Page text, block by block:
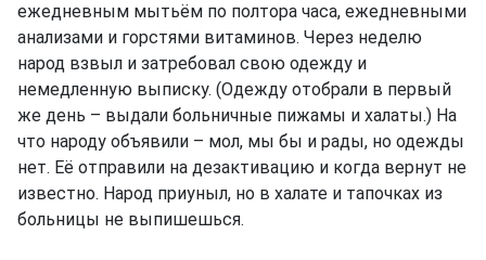
ежедневным мытьём по полтора часа, ежедневными
анализами и горстями витаминов. Через неделю
народ взвыл и затребовал свою одежду и
немедленную выписку. (Одежду отобрали в первый
же день – выдали больничные пижамы и халаты.) На
что народу объявили – мол, мы бы и рады, но одежды
нет. Её отправили на дезактивацию и когда вернут не
известно. Народ приуныл, но в халате и тапочках из
больницы не выпишешься.